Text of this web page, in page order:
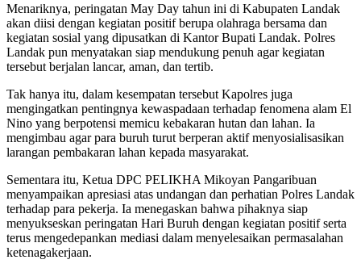
Menariknya, peringatan May Day tahun ini di Kabupaten Landak
akan diisi dengan kegiatan positif berupa olahraga bersama dan
kegiatan sosial yang dipusatkan di Kantor Bupati Landak. Polres
Landak pun menyatakan siap mendukung penuh agar kegiatan
tersebut berjalan lancar, aman, dan tertib.
Tak hanya itu, dalam kesempatan tersebut Kapolres juga
mengingatkan pentingnya kewaspadaan terhadap fenomena alam El
Nino yang berpotensi memicu kebakaran hutan dan lahan. Ia
mengimbau agar para buruh turut berperan aktif menyosialisasikan
larangan pembakaran lahan kepada masyarakat.
Sementara itu, Ketua DPC PELIKHA Mikoyan Pangaribuan
menyampaikan apresiasi atas undangan dan perhatian Polres Landak
terhadap para pekerja. Ia menegaskan bahwa pihaknya siap
menyukseskan peringatan Hari Buruh dengan kegiatan positif serta
terus mengedepankan mediasi dalam menyelesaikan permasalahan
ketenagakerjaan.